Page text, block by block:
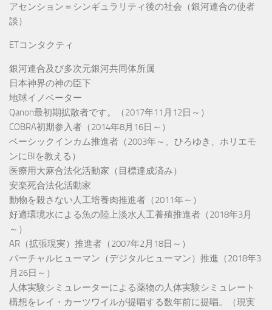
アセンション＝シンギュラリティ後の社会（銀河連合の使者
談）
ETコンタクティ
銀河連合及び多次元銀河共同体所属
日本神界の神の臣下
地球イノベーター
Qanon最初期拡散者です。（2017年11月12日～）
COBRA初期参入者（2014年8月16日～）
ベーシックインカム推進者（2003年～、ひろゆき、ホリエモ
ンにBIを教える）
医療用大麻合法化活動家（目標達成済み）
安楽死合法化活動家
動物を殺さない人工培養肉推進者（2011年～）
好適環境水による魚の陸上淡水人工養殖推進者（2018年3月
～）
AR（拡張現実）推進者（2007年2月18日～）
バーチャルヒューマン（デジタルヒューマン）推進（2018年3
月26日～）
人体実験シミュレーターによる薬物の人体実験シミュレート
構想をレイ・カーツワイルが提唱する数年前に提唱。（現実